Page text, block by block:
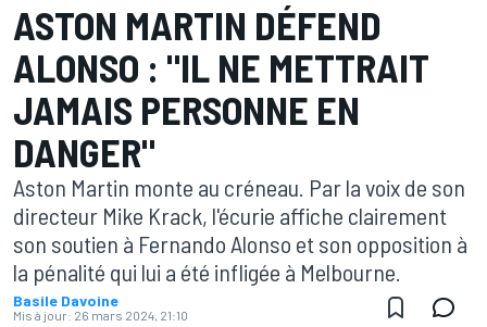
ASTON MARTIN DÉFEND
ALONSO : "IL NE METTRAIT
JAMAIS PERSONNE EN
DANGER"
Aston Martin monte au créneau. Par la voix de son
directeur Mike Krack, l'écurie affiche clairement
son soutien à Fernando Alonso et son opposition à
la pénalité qui lui a été infligée à Melbourne.
Basile Davoine
Mis à jour: 26 mars 2024, 21:10